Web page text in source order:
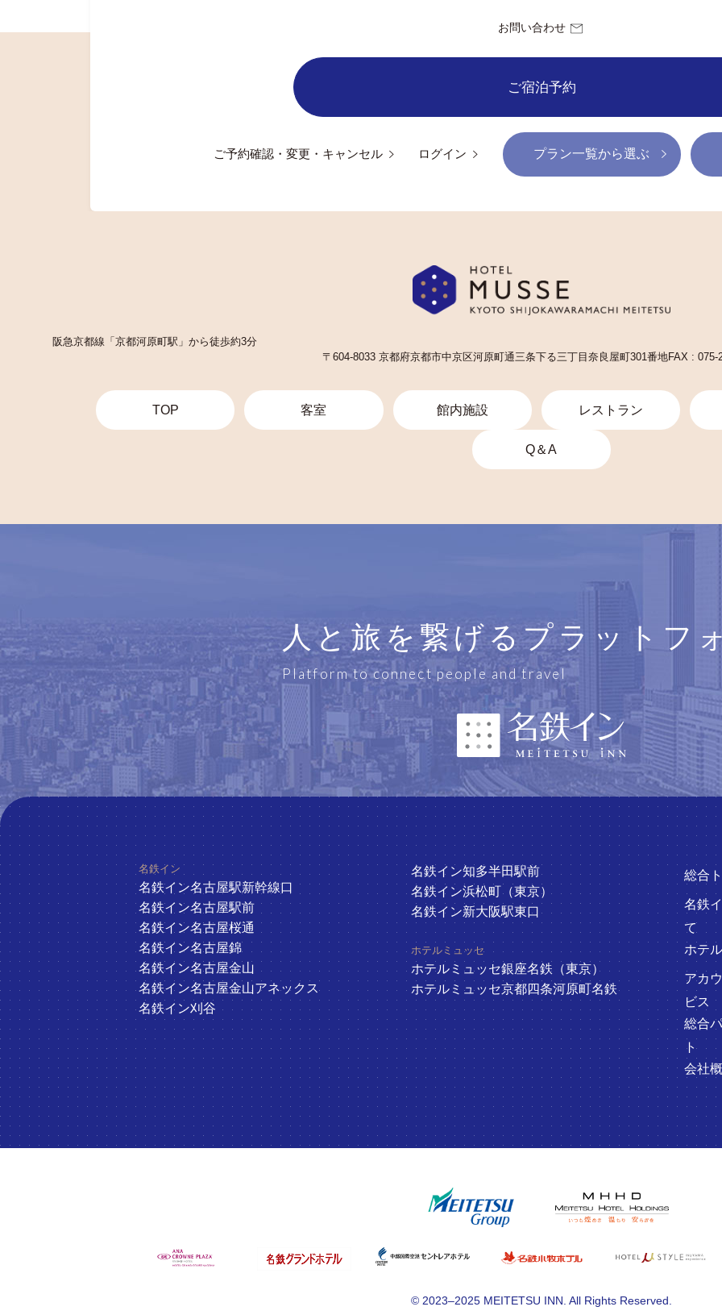
お問い合わせ
ご宿泊予約
ご予約確認・変更・キャンセル ログイン プラン一覧から選ぶ
阪急京都線「京都河原町駅」から徒歩約3分
〒604-8033 京都府京都市中京区河原町通三条下る三丁目奈良屋町301番地FAX : 075-
TOP 客室 館内施設 レストラン
Q＆A
人と旅を繋げるプラットフ
Platform to connect people and travel
ホテル一覧 名鉄イン
名鉄イン名古屋駅新幹線口
名鉄イン名古屋駅前
名鉄イン名古屋桜通
名鉄イン名古屋錦
名鉄イン名古屋金山
名鉄イン名古屋金山アネックス
名鉄イン刈谷
名鉄イン知多半田駅前
名鉄イン浜松町（東京）
名鉄イン新大阪駅東口
ホテルミュッセ
ホテルミュッセ銀座名鉄（東京）
ホテルミュッセ京都四条河原町名鉄
総合
名鉄
て
ホテ
アカ
ビス
総合
ト
会社
© 2023–2025 MEITETSU INN. All Rights Reserved.